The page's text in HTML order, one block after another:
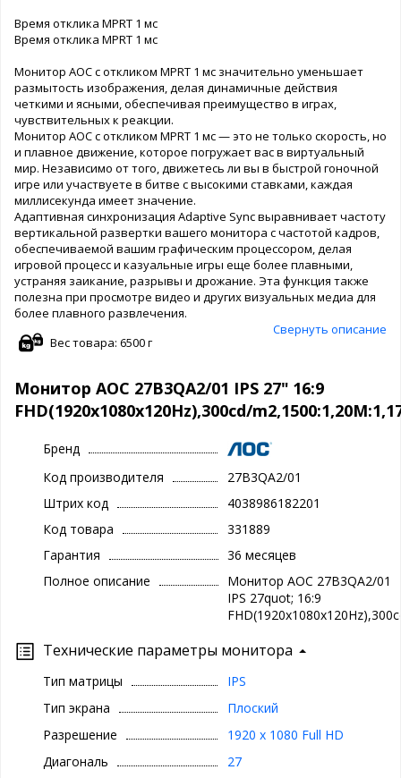
Время отклика MPRT 1 мс
Время отклика MPRT 1 мс
Монитор AOC с откликом MPRT 1 мс значительно уменьшает
размытость изображения, делая динамичные действия
четкими и ясными, обеспечивая преимущество в играх,
чувствительных к реакции.
Монитор AOC с откликом MPRT 1 мс — это не только скорость, но
и плавное движение, которое погружает вас в виртуальный
мир. Независимо от того, движетесь ли вы в быстрой гоночной
игре или участвуете в битве с высокими ставками, каждая
миллисекунда имеет значение.
Адаптивная синхронизация Adaptive Sync выравнивает частоту
вертикальной развертки вашего монитора с частотой кадров,
обеспечиваемой вашим графическим процессором, делая
игровой процесс и казуальные игры еще более плавными,
устраняя заикание, разрывы и дрожание. Эта функция также
полезна при просмотре видео и других визуальных медиа для
более плавного развлечения.
Свернуть описание
Вес товара: 6500 г
Монитор AOC 27B3QA2/01 IPS 27" 16:9
FHD(1920x1080x120Hz),300cd/
Бренд
Код производителя
27B3QA2/01
Штрих код
4038986182201
Код товара
331889
Гарантия
36 месяцев
Полное описание
Монитор AOC 27B3QA2/01
IPS 27quot; 16:9
Технические параметры монитора
Тип матрицы
IPS
Тип экрана
Плоский
Разрешение
1920 x 1080 Full HD
Диагональ
27